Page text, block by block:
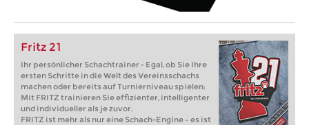
Fritz 21
Ihr persönlicher Schachtrainer - Egal, ob Sie Ihre
ersten Schritte in die Welt des Vereinsschachs
machen oder bereits auf Turnierniveau spielen:
Mit FRITZ trainieren Sie effizienter, intelligenter
und individueller als je zuvor.
FRITZ ist mehr als nur eine Schach-Engine – es ist